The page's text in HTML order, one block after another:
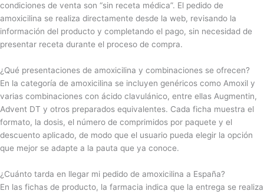
condiciones de venta son “sin receta médica”. El pedido de
amoxicilina se realiza directamente desde la web, revisando la
información del producto y completando el pago, sin necesidad de
presentar receta durante el proceso de compra.
¿Qué presentaciones de amoxicilina y combinaciones se ofrecen?
En la categoría de amoxicilina se incluyen genéricos como Amoxil y
varias combinaciones con ácido clavulánico, entre ellas Augmentin,
Advent DT y otros preparados equivalentes. Cada ficha muestra el
formato, la dosis, el número de comprimidos por paquete y el
descuento aplicado, de modo que el usuario pueda elegir la opción
que mejor se adapte a la pauta que ya conoce.
¿Cuánto tarda en llegar mi pedido de amoxicilina a España?
En las fichas de producto, la farmacia indica que la entrega se realiza